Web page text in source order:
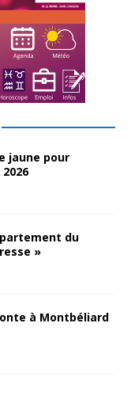
jaune pour
du
»
à Montbéliard